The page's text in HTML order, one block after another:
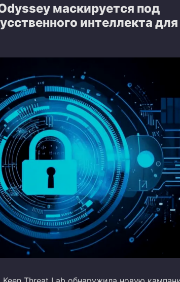
маскируется под
интеллекта для